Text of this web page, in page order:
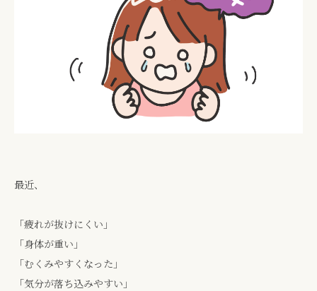
最近、
「疲れが抜けにくい」
「身体が重い」
「むくみやすくなった」
「気分が落ち込みやすい」